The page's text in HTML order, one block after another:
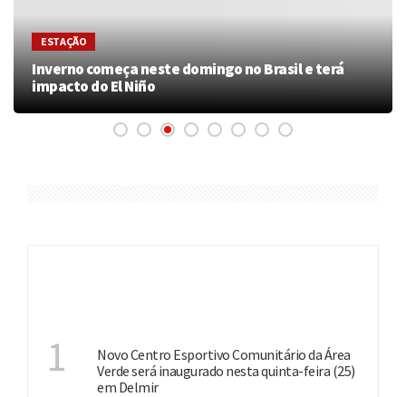
ESTAÇÃO
Inverno começa neste domingo no Brasil e terá
impacto do El Niño
1
Novo Centro Esportivo Comunitário da Área
Verde será inaugurado nesta quinta-feira (25)
em Delmir